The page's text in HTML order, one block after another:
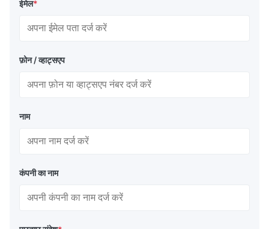
ईमेल*
फ़ोन / व्हाट्सएप
नाम
कंपनी का नाम